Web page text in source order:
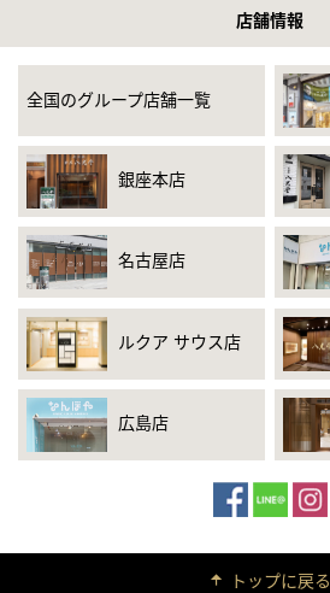
店舗情報
全国のグループ店舗一覧
銀座本店
名古屋店
ルクア サウス店
広島店
トップに戻る